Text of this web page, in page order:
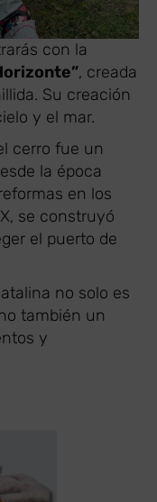
con la
, creada
Su creación
y el mar.
cerro fue un
la época
en los
se construyó
el puerto de
no solo es
también un
y